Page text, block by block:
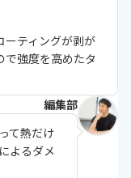
ティングが剥が
強度を高めたタ
編集部
て熱だけ
よるダメ